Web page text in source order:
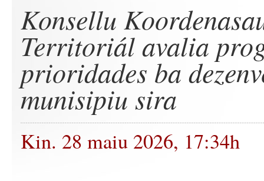
Konsellu
Territoriál avalia
prioridades ba
munisipiu sira
Kin. 28 maiu 2026, 17:34h